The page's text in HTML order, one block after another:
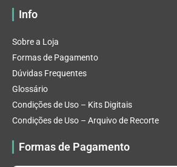
Info
Sobre a Loja
Formas de Pagamento
Dúvidas Frequentes
Glossário
Condições de Uso – Kits Digitais
Condições de Uso – Arquivo de Recorte
Formas de Pagamento